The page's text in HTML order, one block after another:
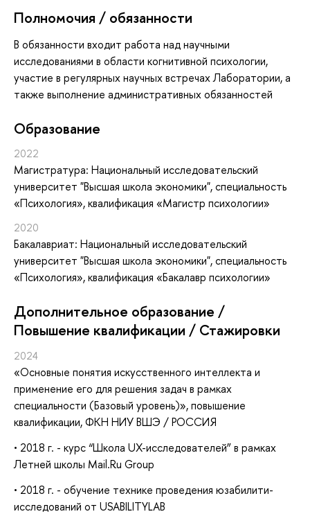
Полномочия / обязанности
В обязанности входит работа над научными
исследованиями в области когнитивной психологии,
участие в регулярных научных встречах Лаборатории, а
также выполнение административных обязанностей
Oбразование
2022
Магистратура: Национальный исследовательский
университет "Высшая школа экономики", специальность
«Психология», квалификация «Магистр психологии»
2020
Бакалавриат: Национальный исследовательский
университет "Высшая школа экономики", специальность
«Психология», квалификация «Бакалавр психологии»
Дополнительное образование /
Повышение квалификации / Стажировки
2024
«Основные понятия искусственного интеллекта и
применение его для решения задач в рамках
специальности (Базовый уровень)», повышение
квалификации, ФКН НИУ ВШЭ / РОССИЯ
• 2018 г. - курс “Школа UX-исследователей” в рамках
Летней школы Mail.Ru Group
• 2018 г. - обучение технике проведения юзабилити-
исследований от USABILITYLAB